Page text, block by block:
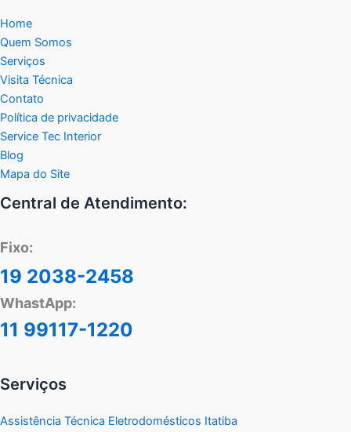
Home
Quem Somos
Serviços
Visita Técnica
Contato
Política de privacidade
Service Tec Interior
Blog
Mapa do Site
Central de Atendimento:
Fixo:
19 2038-2458
WhastApp:
11 99117-1220
Serviços
Assistência Técnica Eletrodomésticos Itatiba